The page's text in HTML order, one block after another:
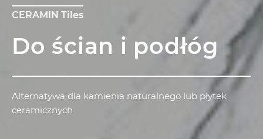
CERAMIN Tiles
Do ścian i podłóg
Alternatywa dla kamienia naturalnego lub płytek
ceramicznych